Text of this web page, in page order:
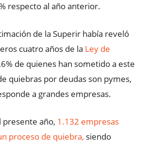
respecto al año anterior.
de la Superir había reveló
cuatro años de la Ley de
de quienes han sometido a este
quiebras por deudas son pymes,
a grandes empresas.
presente año, 1.132 empresas
proceso de quiebra, siendo